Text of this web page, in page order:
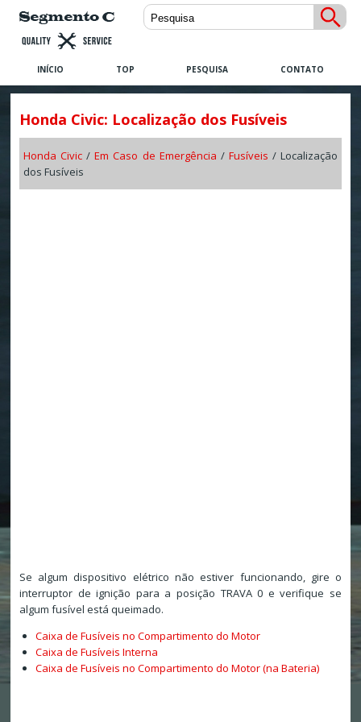
INÍCIO TOP PESQUISA CONTATO
Honda Civic: Localização dos Fusíveis
Honda Civic /Em Caso de Emergência / Fusíveis / Localização
dos Fusíveis
Se algum dispositivo elétrico não estiver funcionando, gire o
interruptor de ignição para a posição TRAVA 0 e verifique se
algum fusível está queimado.
Caixa de Fusíveis no Compartimento do Motor
Caixa de Fusíveis Interna
Caixa de Fusíveis no Compartimento do Motor (na Bateria)